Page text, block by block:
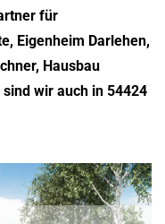
für
Eigenheim Darlehen,
Hausbau
wir auch in 54424